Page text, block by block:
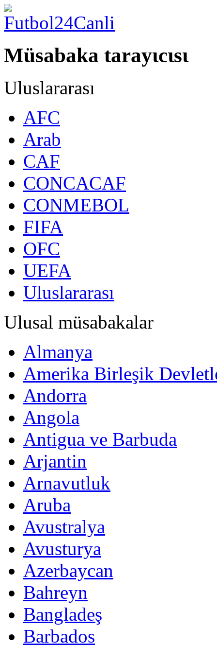
Müsabaka tarayιcιsι
Uluslararası
AFC
Arab
CAF
CONCACAF
CONMEBOL
FIFA
OFC
UEFA
Uluslararası
Ulusal müsabakalar
Almanya
Amerika Birleşik
Andorra
Angola
Antigua ve Barbuda
Arjantin
Arnavutluk
Aruba
Avustralya
Avusturya
Azerbaycan
Bahreyn
Bangladeş
Barbados